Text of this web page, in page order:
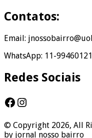
Contatos:
Email:
WhatsApp: 11-
Redes Sociais
Facebook
Instagram
© Copyright 2026, All
by jornal nosso bairro